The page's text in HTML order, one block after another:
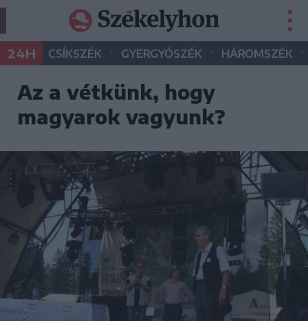
24H CSÍKSZÉK • GYERGYÓSZÉK • HÁROMSZÉK •
Az a vétkünk, hogy
magyarok vagyunk?